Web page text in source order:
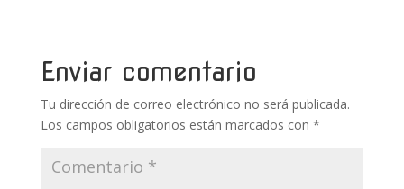
o
k p r
Enviar comentario
Tu dirección de correo electrónico no será publicada.
Los campos obligatorios están marcados con *